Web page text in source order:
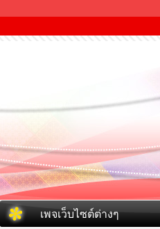
เพจเว็บไซต์ต่างๆ